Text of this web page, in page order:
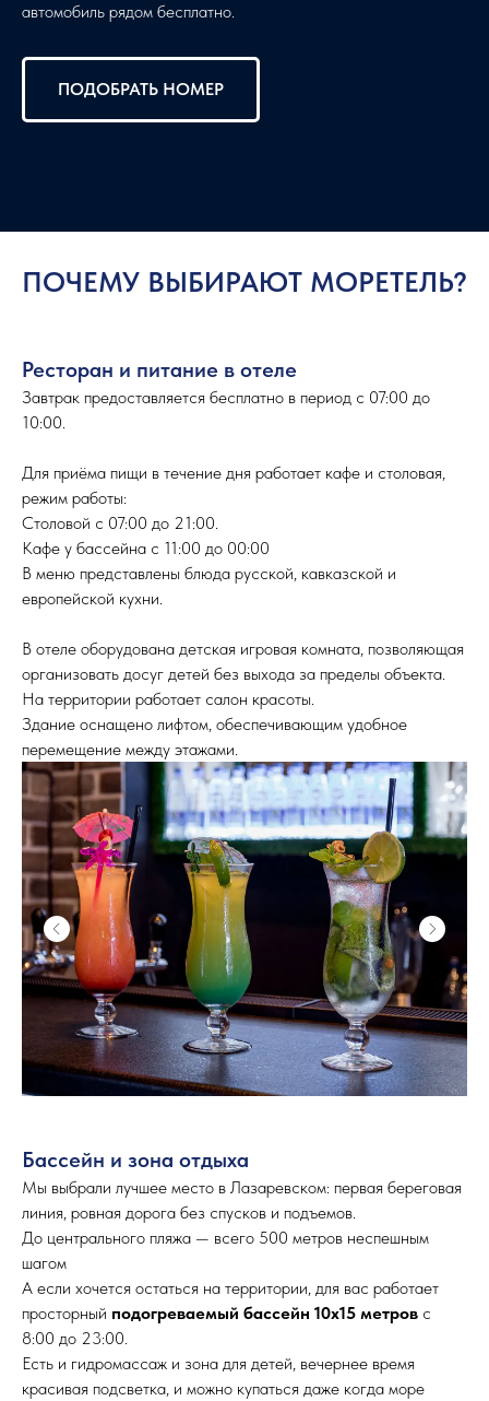
автомобиль рядом бесплатно.
ПОДОБРАТЬ НОМЕР
ПОЧЕМУ ВЫБИРАЮТ МОРЕТЕЛЬ?
Ресторан и питание в отеле
Завтрак предоставляется бесплатно в период с 07:00 до
10:00.
Для приёма пищи в течение дня работает кафе и столовая,
режим работы:
Столовой с 07:00 до 21:00.
Кафе у бассейна с 11:00 до 00:00
В меню представлены блюда русской, кавказской и
европейской кухни.
В отеле оборудована детская игровая комната, позволяющая
организовать досуг детей без выхода за пределы объекта.
На территории работает салон красоты.
Здание оснащено лифтом, обеспечивающим удобное
перемещение между этажами.
Бассейн и зона отдыха
Мы выбрали лучшее место в Лазаревском: первая береговая
линия, ровная дорога без спусков и подъемов.
До центрального пляжа — всего 500 метров неспешным
шагом
А если хочется остаться на территории, для вас работает
просторный подогреваемый бассейн 10х15 метров с
8:00 до 23:00.
Есть и гидромассаж и зона для детей, вечернее время
красивая подсветка, и можно купаться даже когда море